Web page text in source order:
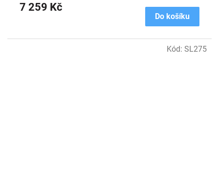
7 259 Kč
Do košíku
Kód: SL275